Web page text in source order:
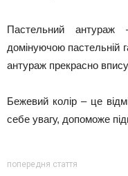
Пастельний
домінуючою пастельній
антураж прекрасно
Бежевий колір – це
себе увагу, допоможе
попередня стаття